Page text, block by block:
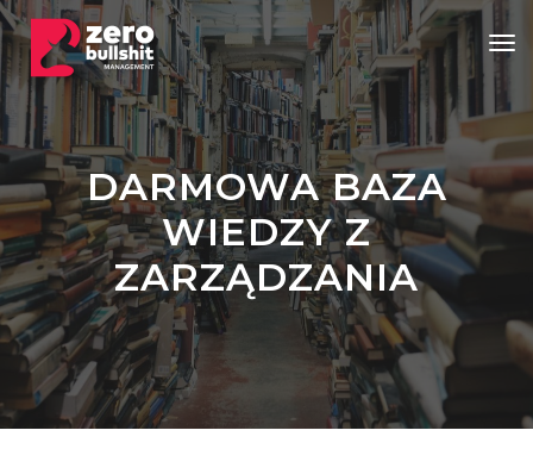
DARMOWA BAZA
WIEDZY Z
ZARZĄDZANIA